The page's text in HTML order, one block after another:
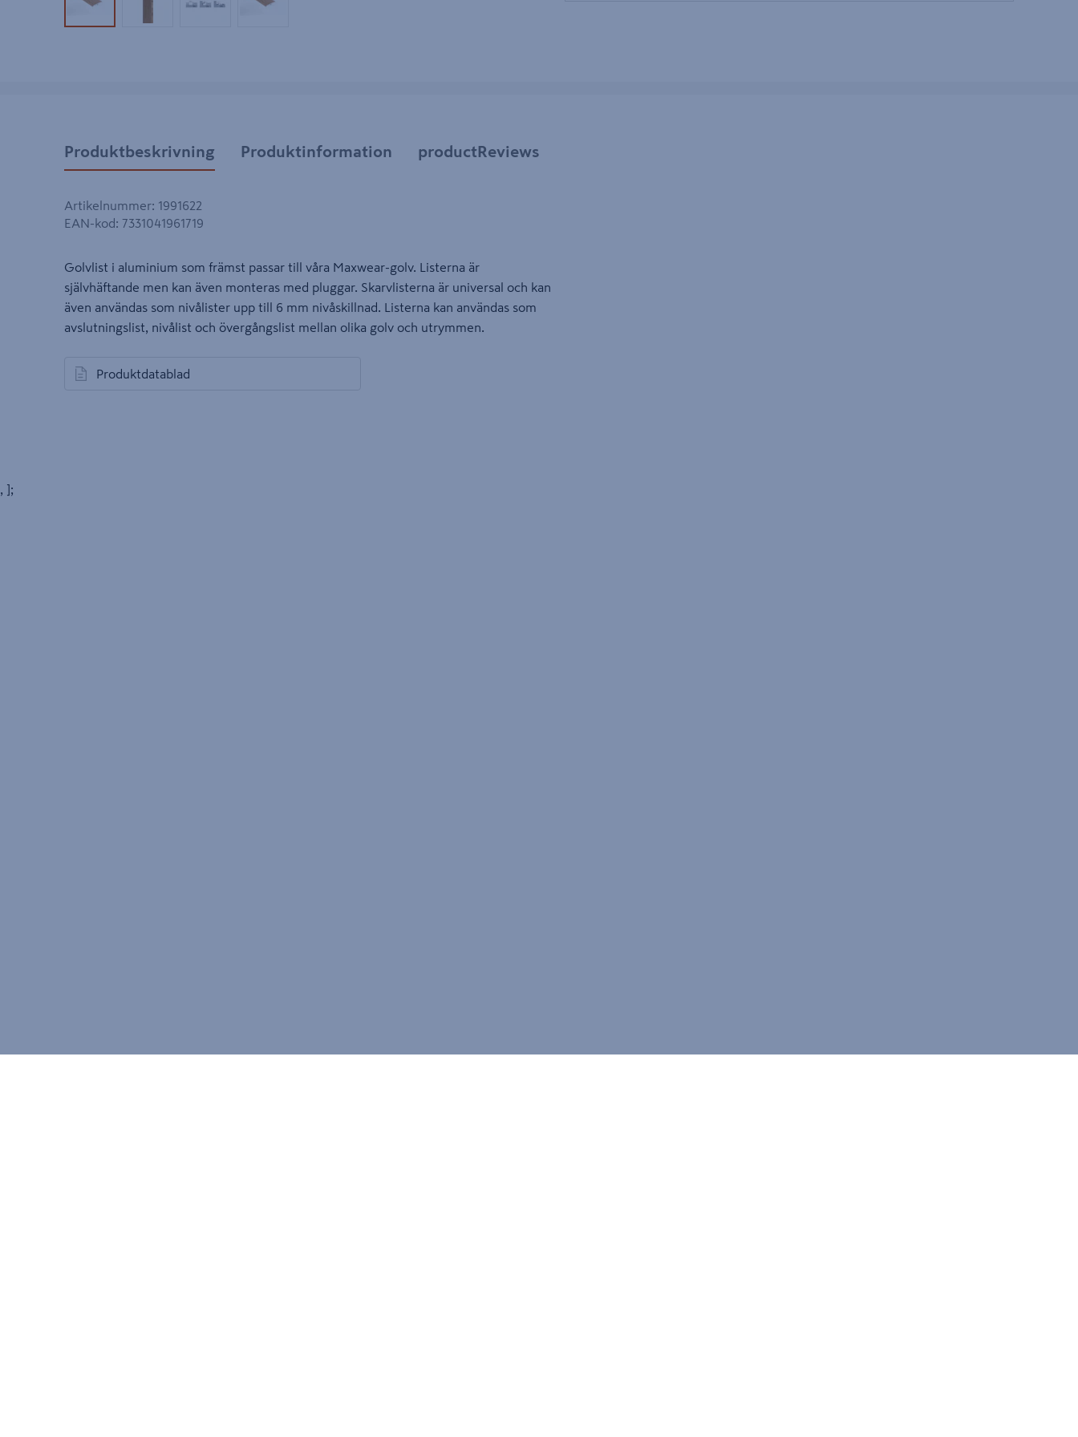
Produktbild 1Produktbild 2Produktbild 3Produktbild 4
Produktbeskrivning Produktinformation productReviews
Artikelnummer: 1991622
EAN-kod: 7331041961719
Golvlist i aluminium som främst passar till våra Maxwear-golv. Listerna är
självhäftande men kan även monteras med pluggar. Skarvlisterna är universal och kan
även användas som nivålister upp till 6 mm nivåskillnad. Listerna kan användas som
avslutningslist, nivålist och övergångslist mellan olika golv och utrymmen.
Produktdatablad
öppnas i en ny flik
, ];